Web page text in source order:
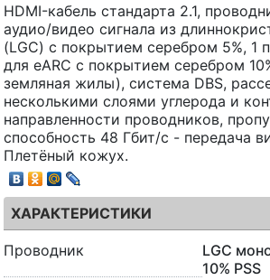
HDMI-кабель стандарта 2.1,
аудио/видео сигнала из
(LGC) с покрытием серебром 5%, 1
для eARC с покрытием серебром
земляная жилы), система DBS,
несколькими слоями углерода и
направленности проводников,
способность 48 Гбит/с - передача
Плетёный кожух.
ХАРАКТЕРИСТИКИ
Проводник
LGC
10% PSS